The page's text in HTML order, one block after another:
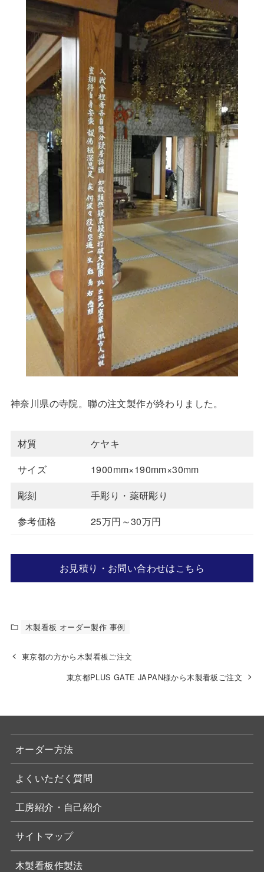
神奈川県の寺院。聯の注文製作が終わりました。
材質
ケヤキ
サイズ
1900mm×190mm×30mm
彫刻
手彫り・薬研彫り
参考価格
25万円～30万円
お見積り・お問い合わせはこちら
木製看板 オーダー製作 事例
東京都の方から木製看板ご注文
東京都PLUS GATE JAPAN様から木製看板ご注文
オーダー方法
よくいただく質問
工房紹介・自己紹介
サイトマップ
木製看板作製法